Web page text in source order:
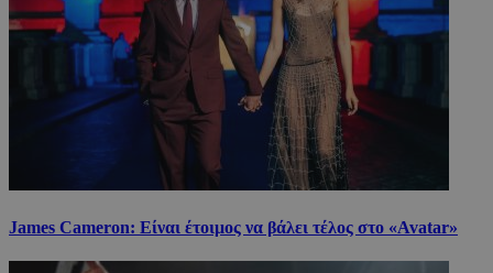
James Cameron: Είναι έτοιμος να βάλει τέλος στο «Avatar»